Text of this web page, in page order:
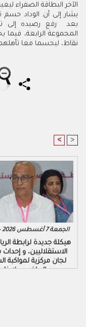
الآخر البطاقة الصفراء
يشار إلى أن الوداد حسم
بعد رفع رصيده إلى
نقاط، ليحسما معا
< >
الجمعة 7 أغسطس 2026 - 11:22
هيكلة جديدة لرابطة
الاستقلاليين، و
لجان مركزية لمواكبة
الرياضي ببلادنا..